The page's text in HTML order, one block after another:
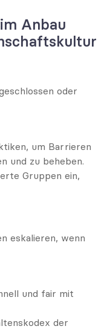
Anbau
oder
um Barrieren
und zu beheben.
Gruppen ein,
eskalieren, wenn
und fair mit
der